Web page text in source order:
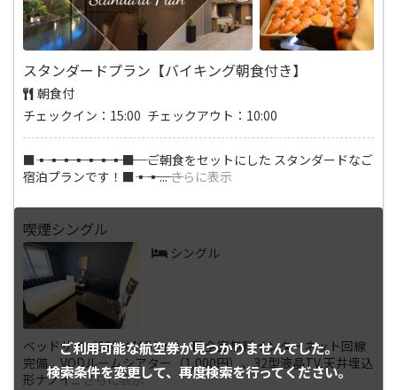
スタンダードプラン【バイキング朝食付き】
朝食付
チェックイン：15:00 チェックアウト：10:00
■―――▪―――▪―――▪―――▪―――▪―――▪―――▪―――■ ご朝食をセットにした スタンダードなご
宿泊プランです！■―――▪―――▪...さらに表示
ご利用可能な航空券が見つかりませんでした。
検索条件を変更して、 再度検索を行ってください。
喫煙シングル
シングル
ベッドサイズ130×195(cm) ■全室無料インターネット回線
完備、VODルームシアター（1,000円）、32型液晶TV,天井埋込
形ナノイ...さらに表示